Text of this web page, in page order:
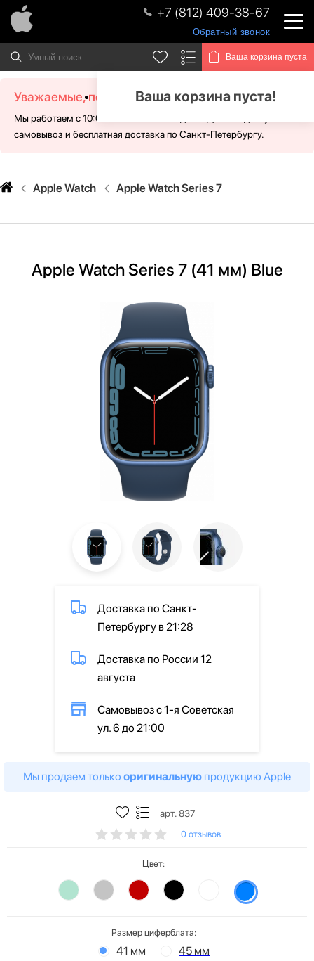
+7 (812) 409-38-67
Обратный звонок
Ваша корзина пуста
Ваша корзина пуста!
Уважаемые, посетители!
Мы работаем с 10:00 - 21:00 без выходных. Для Вас доступен
самовывоз и бесплатная доставка по Санкт-Петербургу.
Apple Watch Apple Watch Series 7
Apple Watch Series 7 (41 мм) Blue
Доставка по Санкт-
Петербургу в 21:28
Доставка по России 12
августа
Самовывоз с 1-я Советская
ул. 6 до 21:00
Мы продаем только оригинальную продукцию Apple
арт. 837
0 отзывов
Цвет:
Размер циферблата:
41 мм 45 мм